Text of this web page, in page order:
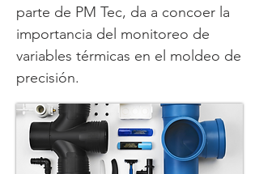
parte de PM Tec, da a concoer la
importancia del monitoreo de
variables térmicas en el moldeo de
precisión.